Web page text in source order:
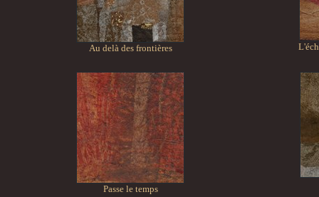
Au delà des frontières
Passe le temps